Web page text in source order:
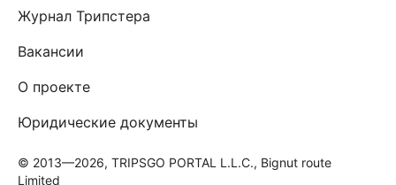
Журнал Трипстера
Вакансии
О проекте
Юридические документы
© 2013—2026, TRIPSGO PORTAL L.L.C., Bignut route
Limited